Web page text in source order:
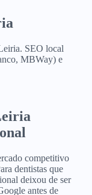
. SEO local
MBWay) e
competitivo
dentistas que
deixou de ser
antes de